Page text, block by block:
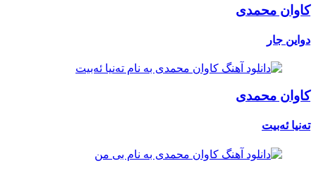
کاوان محمدی
دواین جار
کاوان محمدی
تەنیا ئەبیت